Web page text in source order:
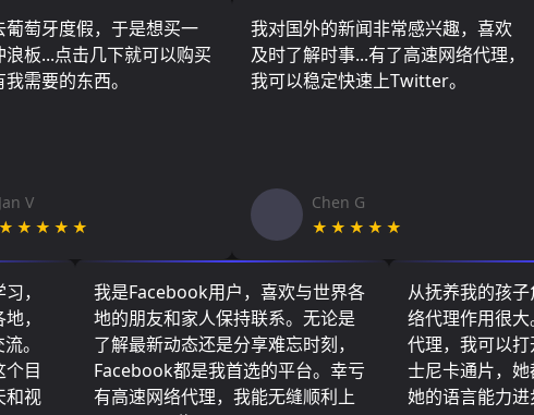
葡萄牙度假，于是想买一
浪板...点击几下就可以购买
需要的东西。
Jan V
★★★★★
我对国外的新闻非常感兴趣，喜欢
及时了解时事...有了高速网络代理，
我可以稳定快速上Twitter。
Chen G
★★★★★
，
，
。
个目
和视
我是Facebook用户，喜欢与世界各
地的朋友和家人保持联系。无论是
了解最新动态还是分享难忘时刻，
Facebook都是我首选的平台。幸亏
有高速网络代理，我能无缝顺利上
从抚养我的孩
络代理作用很
代理，我可以
士尼卡通片，
她的语言能力进